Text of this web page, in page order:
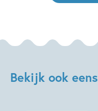
Bekijk ook eens